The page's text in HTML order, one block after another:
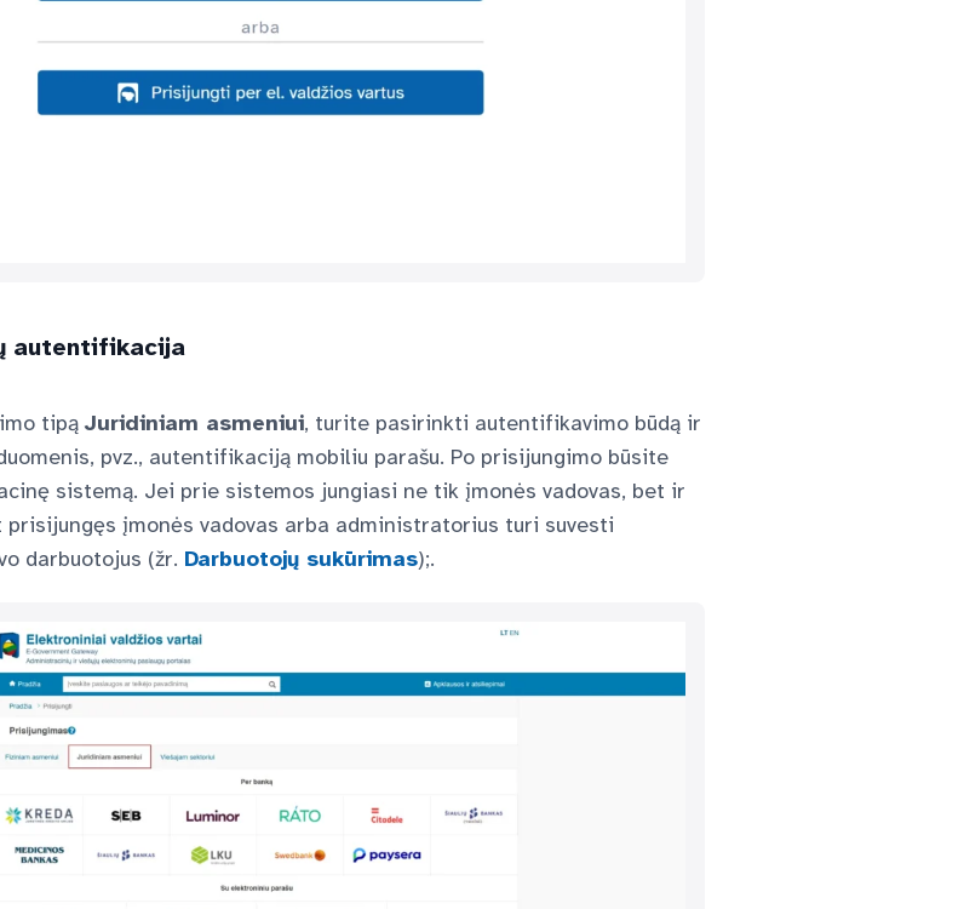
autentifikacija
tipą Juridiniam asmeniui, turite pasirinkti autentifikavimo būdą ir
pvz., autentifikaciją mobiliu parašu. Po prisijungimo būsite
sistemą. Jei prie sistemos jungiasi ne tik įmonės vadovas, bet ir
įmonės vadovas arba administratorius turi suvesti
darbuotojus (žr. Darbuotojų sukūrimas);.